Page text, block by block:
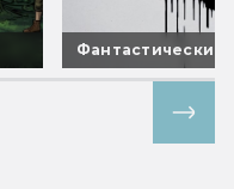
Фантастические